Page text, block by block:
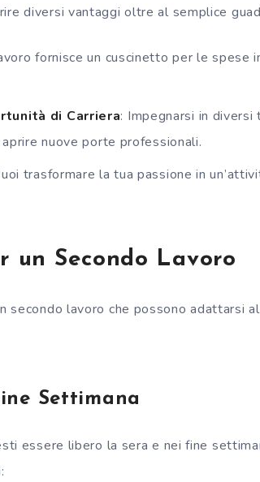
diversi vantaggi oltre al semplice
fornisce un cuscinetto per le spese
di Carriera: Impegnarsi in diversi
nuove porte professionali.
trasformare la tua passione in
un Secondo Lavoro
secondo lavoro che possono adattarsi
Settimana
essere libero la sera e nei fine